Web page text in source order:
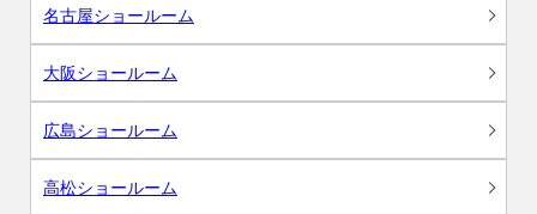
名古屋ショールーム
大阪ショールーム
広島ショールーム
高松ショールーム